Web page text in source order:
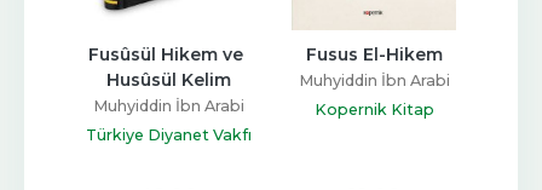
Fusûsül Hikem ve
Husûsül Kelim
Muhyiddin İbn Arabi
Türkiye Diyanet Vakfı
Fusus El-Hikem
Muhyiddin İbn Arabi
Kopernik Kitap